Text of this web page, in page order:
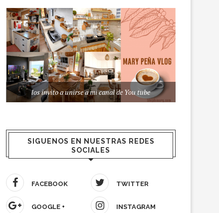
los invito a unirse a mi canal de You tube
SIGUENOS EN NUESTRAS REDES
SOCIALES
FACEBOOK TWITTER
GOOGLE + INSTAGRAM